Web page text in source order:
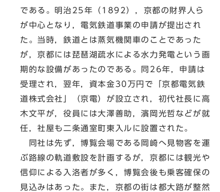
である。明治25年（1892），京都の財界人ら
が中心となり，電気鉄道事業の申請が提出され
た。当時，鉄道とは蒸気機関車のことであった
が，京都には琵琶湖疏水による水力発電という画
期的な設備があったのである。同26年，申請は
受理され，翌年，資本金30万円で「京都電気鉄
道株式会社」（京電）が設立され，初代社長に高
木文平が，役員には大澤善助，濱岡光哲などが就
任，社屋も二条通室町東入ルに設置された。
同社は先ず，博覧会場である岡崎へ見物客を運
ぶ路線の軌道敷設を計画するが，京都には観光や
信仰による入洛者が多く，博覧会後も乗客確保の
見込みはあった。また，京都の街は都大路が整然